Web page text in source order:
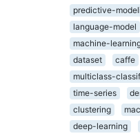
predictive-
language-model
machine-
dataset
caffe
multiclass-
time-series
clustering
deep-learning